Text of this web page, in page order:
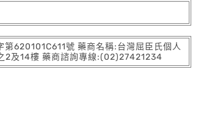
620101C611號 藥商名稱:台灣屈臣氏個人
2及14樓 藥商諮詢專線:(02)27421234